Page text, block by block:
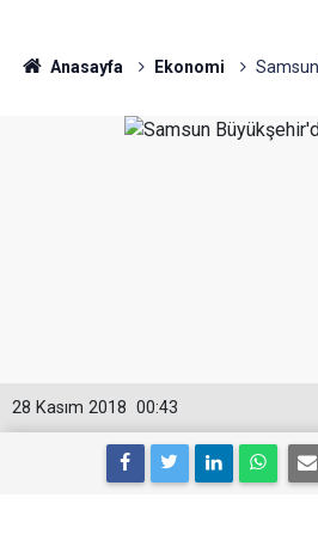
Anasayfa Ekonomi
00:43
28 Kasım 2018